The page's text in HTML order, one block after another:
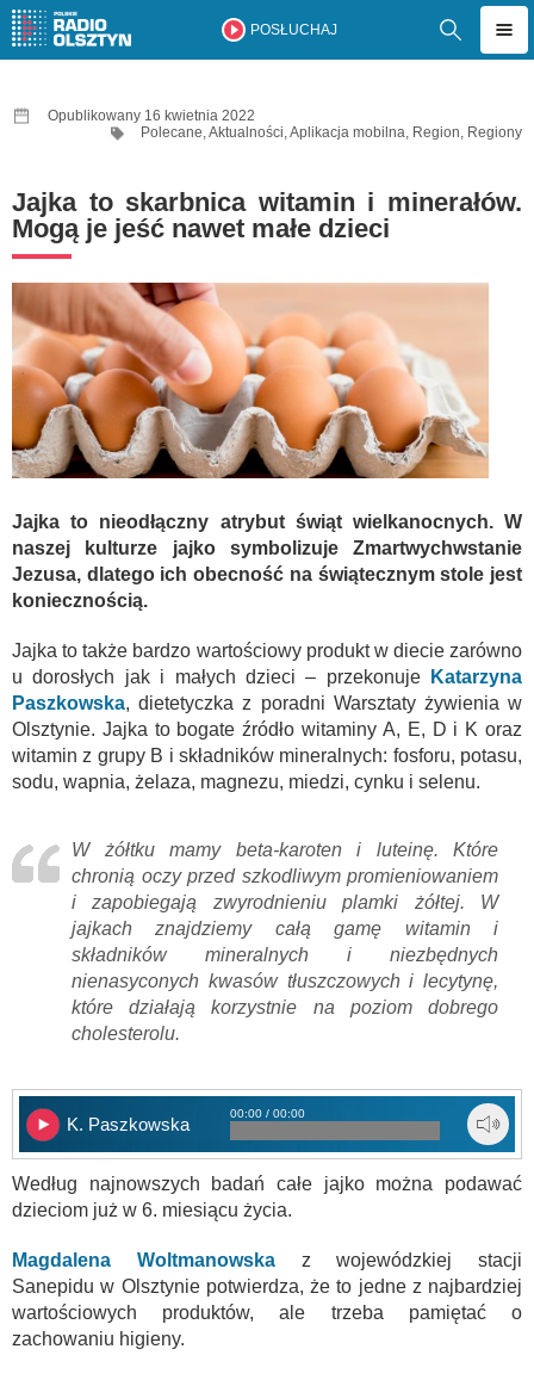
POSŁUCHAJ
Opublikowany 16 kwietnia 2022
Polecane,Aktualności,Aplikacja mobilna, Region, Regiony
Jajka to skarbnica witamin i minerałów.
Mogą je jeść nawet małe dzieci
Jajka to nieodłączny atrybut świąt wielkanocnych. W
naszej kulturze jajko symbolizuje Zmartwychwstanie
Jezusa, dlatego ich obecność na świątecznym stole jest
koniecznością.
Jajka to także bardzo wartościowy produkt w diecie zarówno
u dorosłych jak i małych dzieci – przekonuje
Katarzyna
Paszkowska, dietetyczka z poradni Warsztaty żywienia w
Olsztynie. Jajka to bogate źródło witaminy A, E, D i K oraz
witamin z grupy B i składników mineralnych: fosforu, potasu,
sodu, wapnia, żelaza, magnezu, miedzi, cynku i selenu.
W żółtku mamy beta-karoten i luteinę. Które
chronią oczy przed szkodliwym promieniowaniem
i zapobiegają zwyrodnieniu plamki żółtej. W
jajkach znajdziemy całą gamę witamin i
składników mineralnych i niezbędnych
nienasyconych kwasów tłuszczowych i lecytynę,
które działają korzystnie na poziom dobrego
cholesterolu.
K. Paszkowska
00:00 / 00:00
Według najnowszych badań całe jajko można podawać
dzieciom już w 6. miesiącu życia.
Magdalena Woltmanowskaz wojewódzkiej stacji
Sanepidu w Olsztynie potwierdza, że to jedne z najbardziej
wartościowych produktów, ale trzeba pamiętać o
zachowaniu higieny.